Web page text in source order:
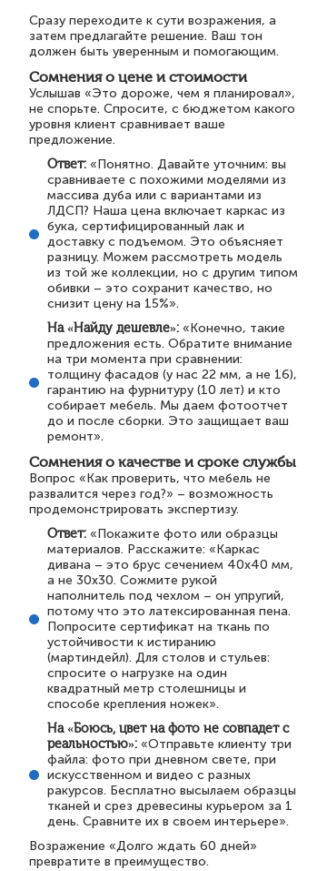
Сразу переходите к сути возражения, а
затем предлагайте решение. Ваш тон
должен быть уверенным и помогающим.
Сомнения о цене и стоимости
Услышав «Это дороже, чем я планировал»,
не спорьте. Спросите, с бюджетом какого
уровня клиент сравнивает ваше
предложение.
Ответ: «Понятно. Давайте уточним: вы
сравниваете с похожими моделями из
массива дуба или с вариантами из
ЛДСП? Наша цена включает каркас из
бука, сертифицированный лак и
доставку с подъемом. Это объясняет
разницу. Можем рассмотреть модель
из той же коллекции, но с другим типом
обивки – это сохранит качество, но
снизит цену на 15%».
На «Найду дешевле»: «Конечно, такие
предложения есть. Обратите внимание
на три момента при сравнении:
толщину фасадов (у нас 22 мм, а не 16),
гарантию на фурнитуру (10 лет) и кто
собирает мебель. Мы даем фотоотчет
до и после сборки. Это защищает ваш
ремонт».
Сомнения о качестве и сроке службы
Вопрос «Как проверить, что мебель не
развалится через год?» – возможность
продемонстрировать экспертизу.
Ответ: «Покажите фото или образцы
материалов. Расскажите: «Каркас
дивана – это брус сечением 40х40 мм,
а не 30х30. Сожмите рукой
наполнитель под чехлом – он упругий,
потому что это латексированная пена.
Попросите сертификат на ткань по
устойчивости к истиранию
(мартиндейл). Для столов и стульев:
спросите о нагрузке на один
квадратный метр столешницы и
способе крепления ножек».
На «Боюсь, цвет на фото не совпадет с
реальностью»: «Отправьте клиенту три
файла: фото при дневном свете, при
искусственном и видео с разных
ракурсов. Бесплатно высылаем образцы
тканей и срез древесины курьером за 1
день. Сравните их в своем интерьере».
Возражение «Долго ждать 60 дней»
превратите в преимущество.